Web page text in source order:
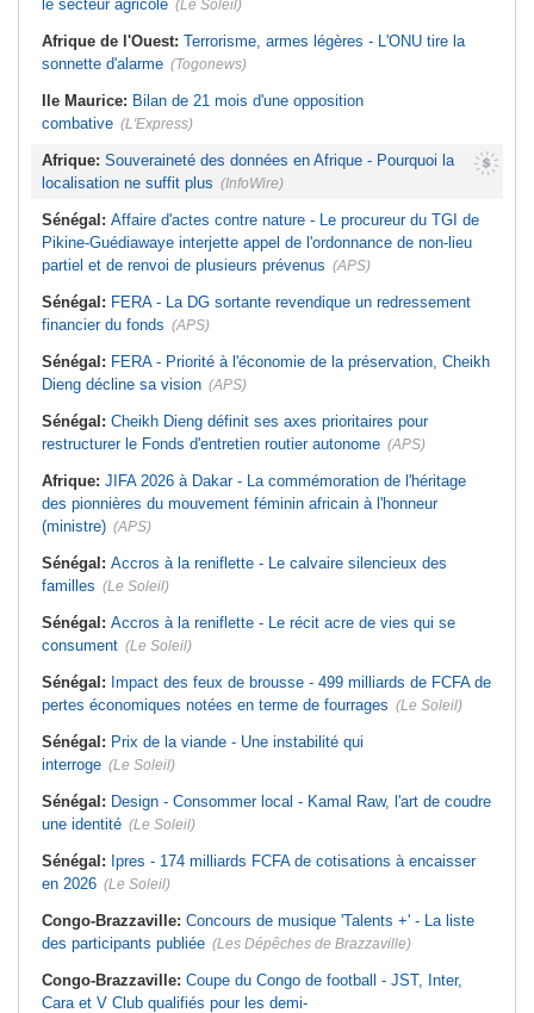
le secteur agricole (Le Soleil)
Afrique de l'Ouest: Terrorisme, armes légères - L'ONU tire la
sonnette d'alarme (Togonews)
Ile Maurice: Bilan de 21 mois d'une opposition
combative (L'Express)
Afrique: Souveraineté des données en Afrique - Pourquoi la
localisation ne suffit plus (InfoWire)
Sénégal: Affaire d'actes contre nature - Le procureur du TGI de
Pikine-Guédiawaye interjette appel de l'ordonnance de non-lieu
partiel et de renvoi de plusieurs prévenus (APS)
Sénégal: FERA - La DG sortante revendique un redressement
financier du fonds (APS)
Sénégal: FERA - Priorité à l'économie de la préservation, Cheikh
Dieng décline sa vision (APS)
Sénégal: Cheikh Dieng définit ses axes prioritaires pour
restructurer le Fonds d'entretien routier autonome (APS)
Afrique: JIFA 2026 à Dakar - La commémoration de l'héritage
des pionnières du mouvement féminin africain à l'honneur
(ministre) (APS)
Sénégal: Accros à la reniflette - Le calvaire silencieux des
familles (Le Soleil)
Sénégal: Accros à la reniflette - Le récit acre de vies qui se
consument (Le Soleil)
Sénégal: Impact des feux de brousse - 499 milliards de FCFA de
pertes économiques notées en terme de fourrages (Le Soleil)
Sénégal: Prix de la viande - Une instabilité qui
interroge (Le Soleil)
Sénégal: Design - Consommer local - Kamal Raw, l'art de coudre
une identité (Le Soleil)
Sénégal: Ipres - 174 milliards FCFA de cotisations à encaisser
en 2026 (Le Soleil)
Congo-Brazzaville: Concours de musique 'Talents +' - La liste
des participants publiée (Les Dépêches de Brazzaville)
Congo-Brazzaville: Coupe du Congo de football - JST, Inter,
Cara et V Club qualifiés pour les demi-